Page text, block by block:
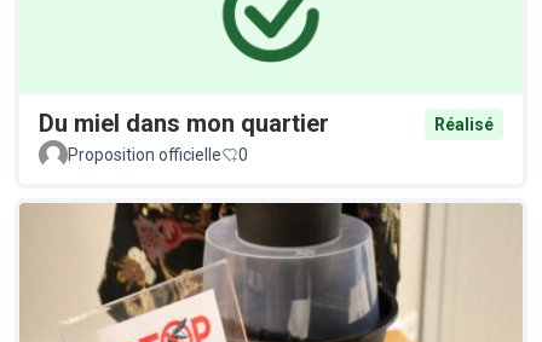
Du miel dans mon quartier
Réalisé
Proposition officielle
0